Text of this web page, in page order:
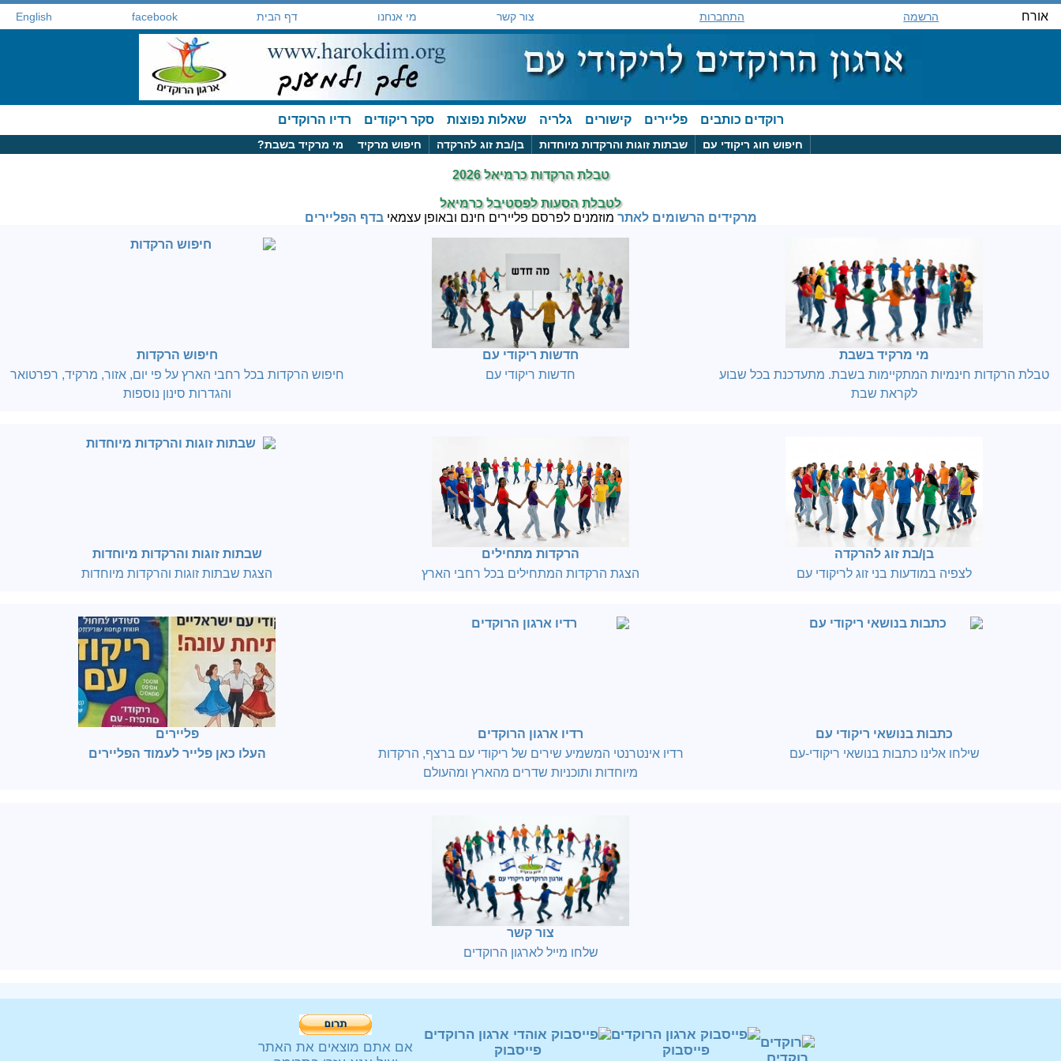
אורח הרשמה התחברות צור קשר מי אנחנו דף הבית facebook
English
רוקדים כותבים פליירים קישורים גלריה שאלות נפוצות סקר ריקודים רדיו הרוקדים
חיפוש חוג ריקודי עם שבתות זוגות והרקדות מיוחדות בן/בת זוג להרקדה חיפוש מרקיד מי מרקיד בשבת?
טבלת הרקדות כרמיאל 2026
לטבלת הסעות לפסטיבל כרמיאל
מרקידים הרשומים לאתר מוזמנים לפרסם פליירים חינם ובאופן עצמאיבדף הפליירים
מי מרקיד בשבת
טבלת הרקדות חינמיות המתקיימות בשבת. מתעדכנת בכל שבוע
לקראת שבת
חדשות ריקודי עם
חדשות ריקודי עם
חיפוש הרקדות
חיפוש הרקדות בכל רחבי הארץ על פי יום, אזור, מרקיד, רפרטואר
והגדרות סינון נוספות
בן/בת זוג להרקדה
לצפיה במודעות בני זוג לריקודי עם
הרקדות מתחילים
הצגת הרקדות המתחילים בכל רחבי הארץ
שבתות זוגות והרקדות מיוחדות
הצגת שבתות זוגות והרקדות מיוחדות
כתבות בנושאי ריקודי עם
שילחו אלינו כתבות בנושאי ריקודי-עם
רדיו ארגון הרוקדים
רדיו אינטרנטי המשמיע שירים של ריקודי עם ברצף, הרקדות
מיוחדות ותוכניות שדרים מהארץ ומהעולם
פליירים
העלו כאן פלייר לעמוד הפליירים
צור קשר
שלחו מייל לארגון הרוקדים
פייסבוק
פייסבוק
אם אתם מוצאים את האתר